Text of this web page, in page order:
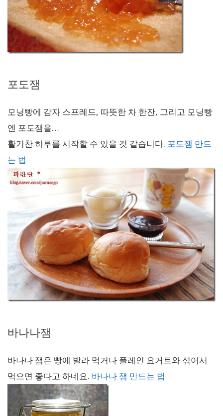
포도잼
모닝빵에 감자 스프레드, 따뜻한 차 한잔, 그리고 모닝빵
엔 포도잼을…
활기찬 하루를 시작할 수 있을 것 같습니다. 포도잼 만드
는 법
바나나잼
바나나 잼은 빵에 발라 먹거나 플레인 요거트와 섞어서
먹으면 좋다고 하네요. 바나나 잼 만드는 법